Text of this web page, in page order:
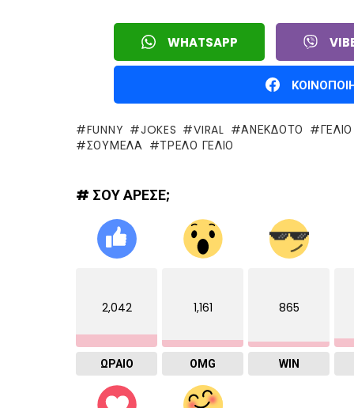
WHATSAPP
FUNNY JOKES VIRAL ΑΝΕΚΔΟΤΟ
ΓΈΛΙΟ
ΣΟΥΜΈΛΑ
ΤΡΕΛΌ ΓΈΛΙΟ
# ΣΟΥ ΑΡΕΣΕ;
2,042
ΩΡΑΙΟ
1,161
OMG
865
WIN